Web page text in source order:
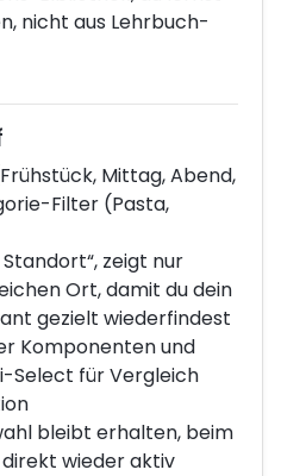
nicht aus Lehrbuch-
Mittag, Abend,
Filter (Pasta,
zeigt nur
Ort, damit du dein
gezielt wiederfindest
Komponenten und
Select für Vergleich
bleibt erhalten, beim
wieder aktiv